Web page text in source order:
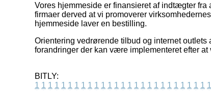
Vores hjemmeside er finansieret af indtægter
firmaer derved at vi promoverer
hjemmeside laver en bestilling.
Orientering vedrørende tilbud og internet
forandringer der kan være implementeret efter
BITLY:
1 1 1 1 1 1 1 1 1 1 1 1 1 1 1 1 1 1 1 1 1 1 1 1 1 1 1